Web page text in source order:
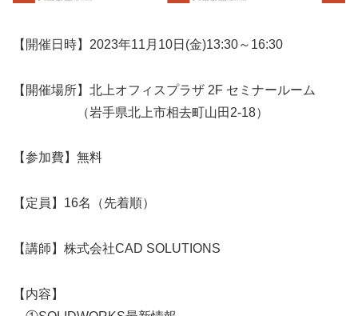
【開催日時】2023年11月10日(金)13:30～16:30
【開催場所】北上オフィスプラザ 2F セミナールーム
（岩手県北上市相去町山田2-18）
【参加費】無料
【定員】16名（先着順）
【講師】株式会社CAD SOLUTIONS
【内容】